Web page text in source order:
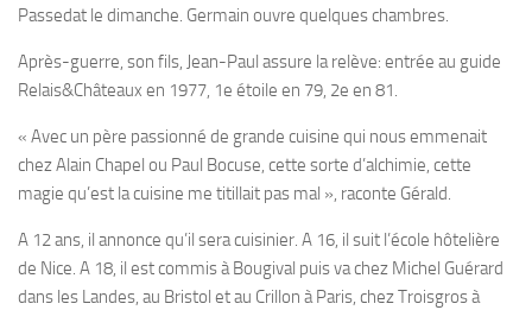
Passedat le dimanche. Germain ouvre quelques chambres.
Après-guerre, son fils, Jean-Paul assure la relève: entrée au guide
Relais&Châteaux en 1977, 1e étoile en 79, 2e en 81.
« Avec un père passionné de grande cuisine qui nous emmenait
chez Alain Chapel ou Paul Bocuse, cette sorte d’alchimie, cette
magie qu’est la cuisine me titillait pas mal », raconte Gérald.
A 12 ans, il annonce qu’il sera cuisinier. A 16, il suit l’école hôtelière
de Nice. A 18, il est commis à Bougival puis va chez Michel Guérard
dans les Landes, au Bristol et au Crillon à Paris, chez Troisgros à